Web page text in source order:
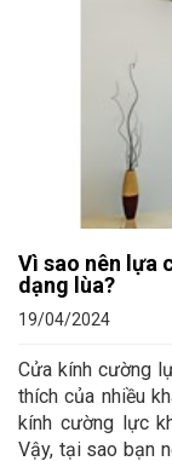
Vì sao nên lựa
dạng lùa?
19/04/2024
Cửa kính cường
thích của nhiều
kính cường lực
Vậy, tại sao bạn